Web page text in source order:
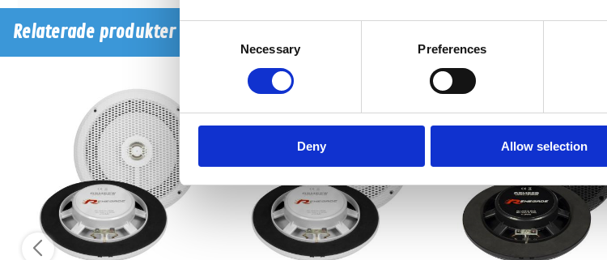
Necessary Preferences
Deny Allow selection
Relaterade produkter